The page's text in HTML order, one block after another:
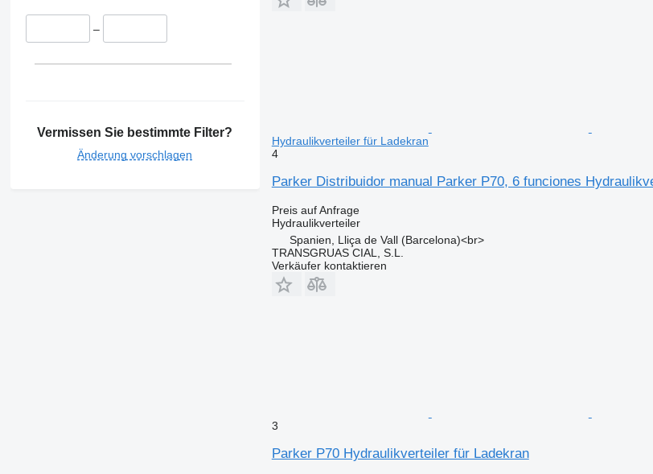
–
Vermissen Sie bestimmte Filter?
Änderung vorschlagen
Hydraulikverteiler für Ladekran
4
Parker Distribuidor manual Parker P70, 6 funciones
Preis auf Anfrage
Hydraulikverteiler
Spanien, Lliça de Vall (Barcelona)<br>
TRANSGRUAS CIAL, S.L.
Verkäufer kontaktieren
3
Parker P70 Hydraulikverteiler für Ladekran